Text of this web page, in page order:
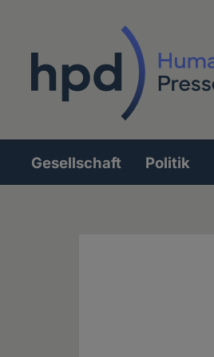
Hauptnavigation
Gesellschaft Politik